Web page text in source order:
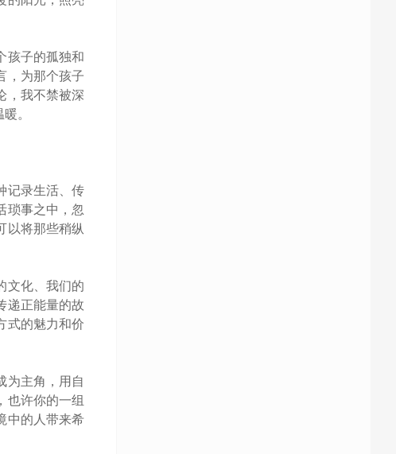
孩子的孤独和
，为那个孩子
，我不禁被深
。
记录生活、传
琐事之中，忽
以将那些稍纵
文化、我们的
递正能量的故
式的魅力和价
为主角，用自
也许你的一组
中的人带来希